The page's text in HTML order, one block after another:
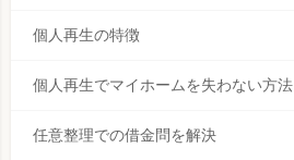
個人再生の特徴
個人再生でマイホームを失わない方法
任意整理での借金問を解決